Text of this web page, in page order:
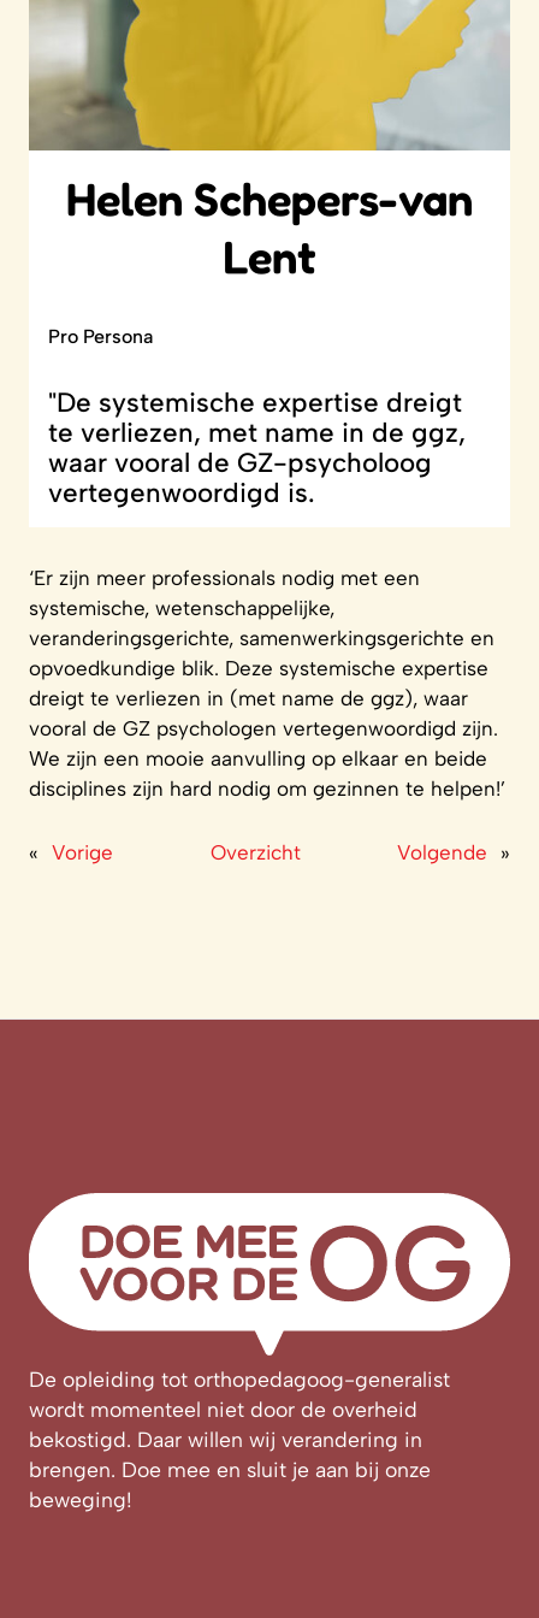
Helen Schepers-van
Lent
Pro Persona
"De systemische expertise dreigt
te verliezen, met name in de ggz,
waar vooral de GZ-psycholoog
vertegenwoordigd is.
‘Er zijn meer professionals nodig met een
systemische, wetenschappelijke,
veranderingsgerichte, samenwerkingsgerichte en
opvoedkundige blik. Deze systemische expertise
dreigt te verliezen in (met name de ggz), waar
vooral de GZ psychologen vertegenwoordigd zijn.
We zijn een mooie aanvulling op elkaar en beide
disciplines zijn hard nodig om gezinnen te helpen!’
« Vorige Overzicht Volgende »
De opleiding tot orthopedagoog-generalist
wordt momenteel niet door de overheid
bekostigd. Daar willen wij verandering in
brengen. Doe mee en sluit je aan bij onze
beweging!